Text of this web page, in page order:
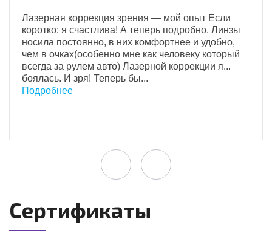
Лазерная коррекция зрения — мой опыт Если
коротко: я счастлива! А теперь подробно. Линзы
носила постоянно, в них комфортнее и удобно,
чем в очках(особенно мне как человеку который
всегда за рулем авто) Лазерной коррекции я...
боялась. И зря! Теперь бы...
Подробнее
Сертификаты